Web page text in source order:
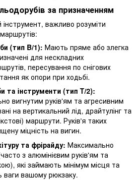
за призначенням
важливо розуміти
(тип B/1): Мають пряме або злегка
для нескладних
пересування по снігових
як опори при ходьбі.
та інструменти (тип T/2):
вигнутим руків'ям та агресивним
на вертикальний лід, драйтулінг та
маршрути. Руків'я таких
міцність на вигин.
та фрірайду: Максимально
з алюмінієвим руків'ям та
які займають мінімум місця та
вашому рюкзаку.